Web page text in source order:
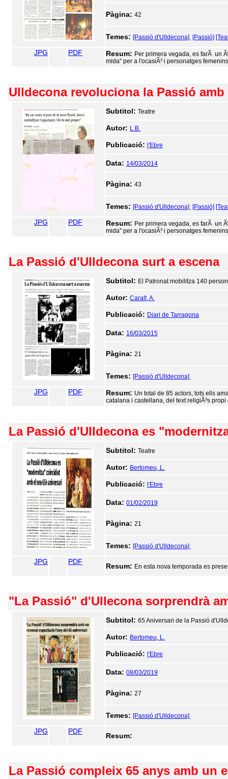
Pàgina: 42
Temes: [Passió d'Ulldecona] [Passió]
JPG PDF Resum: Per primera vegada, es farÃ un
mida" per a l'ocasiÃ³ i personatges
Ulldecona revoluciona la Passió
Subtitol: Teatre
Autor: L.B.
Publicació: l'Ebre
Data: 14/03/2014
Pàgina: 43
Temes: [Passió d'Ulldecona] [Passió]
JPG PDF Resum: Per primera vegada, es farÃ un
mida" per a l'ocasiÃ³ i personatges
La Passió d'Ulldecona surt a escena
Subtitol: El Patronat mobilitza 140
Autor: Caralt, A.
Publicació: Diari de Tarragona
Data: 16/03/2015
Pàgina: 21
Temes: [Passió d'Ulldecona]
JPG PDF Resum: Un total de 85 actors, tots ells
catalana i castellana, del text religiÃ³s
La Passió d'Ulldecona es
Subtitol: Teatre
Autor: Bertomeu, L.
Publicació: l'Ebre
Data: 01/02/2019
Pàgina: 21
Temes: [Passió d'Ulldecona]
JPG PDF
Resum: En esta nova temporada es
"La Passió" d'Ullecona sorprendrà
Subtitol: 65 Aniversari de la Passió
Autor: Bertomeu, L.
Publicació: l'Ebre
Data: 08/03/2019
Pàgina: 27
Temes: [Passió d'Ulldecona]
JPG PDF
Resum:
La Passió compleix 65 anys amb un